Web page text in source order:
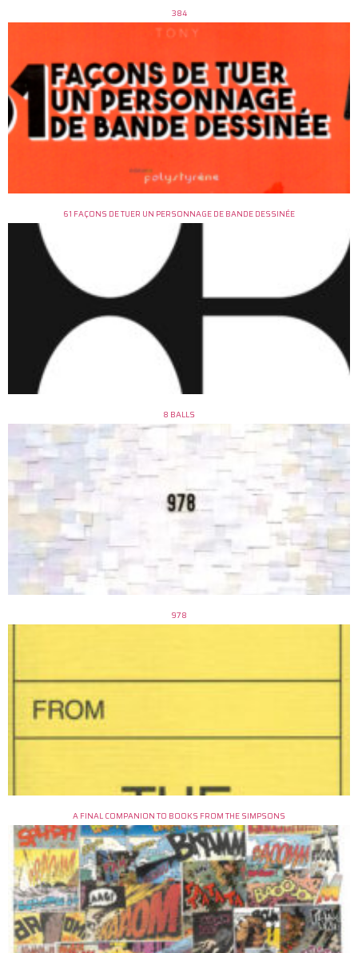
384
61 FAÇONS DE TUER UN PERSONNAGE DE BANDE DESSINÉE
8 BALLS
978
A FINAL COMPANION TO BOOKS FROM THE SIMPSONS